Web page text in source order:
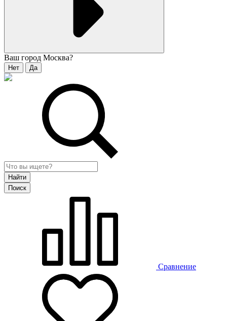
Ваш город Москва?
Нет Да
Сравнение